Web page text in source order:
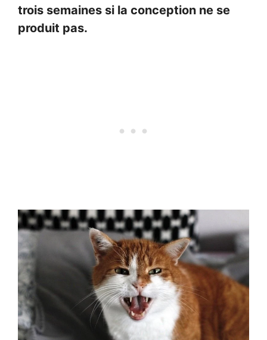
trois semaines si la conception ne se
produit pas.